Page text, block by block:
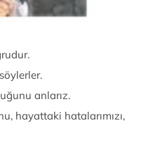
anlarız.
hayattaki hatalarımızı,